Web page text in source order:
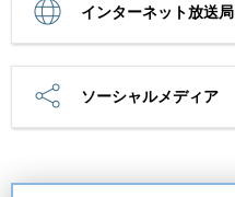
インターネット放送局
ソーシャルメディア